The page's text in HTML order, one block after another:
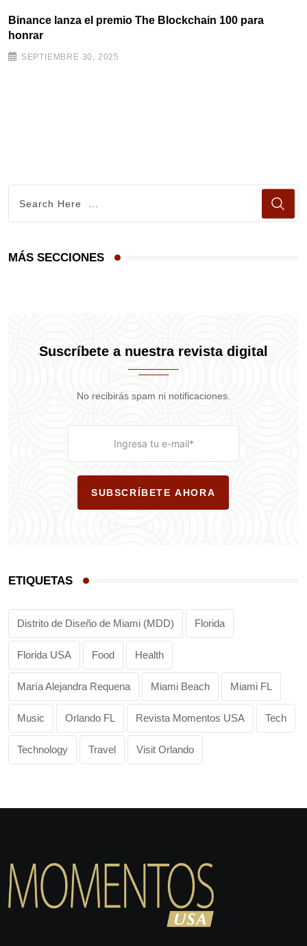
Binance lanza el premio The Blockchain 100 para
honrar
SEPTIEMBRE 30, 2025
MÁS SECCIONES
Suscríbete a nuestra revista digital
No recibirás spam ni notificaciones.
SUBSCRÍBETE AHORA
ETIQUETAS
Distrito de Diseño de Miami (MDD) Florida
Florida USA Food Health
María Alejandra Requena Miami Beach Miami FL
Music Orlando FL Revista Momentos USA Tech
Technology Travel Visit Orlando